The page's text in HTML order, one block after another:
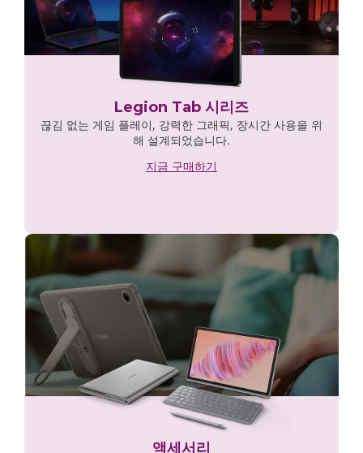
Legion Tab 시리즈
끊김 없는 게임 플레이, 강력한 그래픽, 장시간 사용을 위
해 설계되었습니다.
지금 구매하기
액세서리